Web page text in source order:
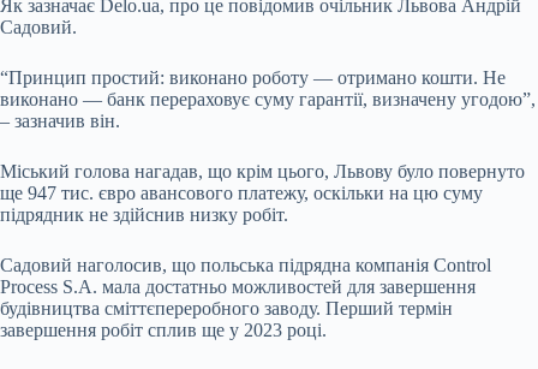
Як зазначає Delo.ua, про це повідомив очільник Львова Андрій
Садовий.
“Принцип простий: виконано роботу — отримано кошти. Не
виконано — банк перераховує суму гарантії, визначену угодою”,
– зазначив він.
Міський голова нагадав, що крім цього, Львову було повернуто
ще 947 тис. євро авансового платежу, оскільки на цю суму
підрядник не здійснив низку робіт.
Садовий наголосив, що польська підрядна компанія Control
Process S.A. мала достатньо можливостей для завершення
будівництва сміттєпереробного заводу. Перший термін
завершення робіт сплив ще у 2023 році.